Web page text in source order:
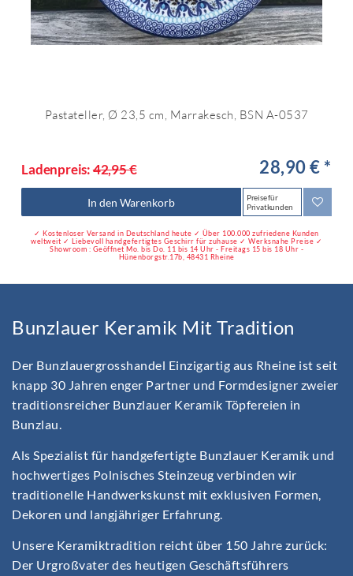
Pastateller, Ø 23,5 cm, Marrakesch, BSN A-0537
Ladenpreis:42,95 € 28,90 € *
In den Warenkorb
Preise für
Privatkunden
✓ Kostenloser Versand in Deutschland heute ✓ Über 100.000 zufriedene Kunden
weltweit ✓ Liebevoll handgefertigtes Geschirr für zuhause ✓ Werksnahe Preise ✓
Showroom : Geöffnet Mo. bis Do. 11 bis 14 Uhr - Freitags 15 bis 18 Uhr -
Hünenborgstr.17b, 48431 Rheine
Bunzlauer Keramik Mit Tradition
Der Bunzlauergrosshandel Einzigartig aus Rheine ist seit
knapp 30 Jahren enger Partner und Formdesigner zweier
traditionsreicher Bunzlauer Keramik Töpfereien in
Bunzlau.
Als Spezialist für handgefertigte Bunzlauer Keramik und
hochwertiges Polnisches Steinzeug verbinden wir
traditionelle Handwerkskunst mit exklusiven Formen,
Dekoren und langjähriger Erfahrung.
Unsere Keramiktradition reicht über 150 Jahre zurück:
Der Urgroßvater des heutigen Geschäftsführers